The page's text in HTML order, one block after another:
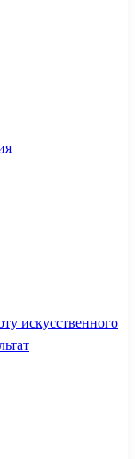
искусственного